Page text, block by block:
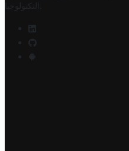
التكنولوجيا